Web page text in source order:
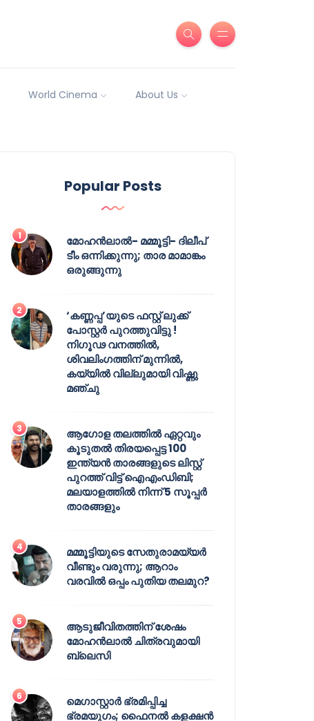
World Cinema About Us
Popular Posts
മോഹൻലാൽ- മമ്മൂട്ടി- ദിലീപ്
ടീം ഒന്നിക്കുന്നു; താര മാമാങ്കം
ഒരുങ്ങുന്നു
‘കണ്ണപ്പ’യുടെ ഫസ്റ്റ് ലുക്ക്
പോസ്റ്റർ പുറത്തുവിട്ടു !
നിഗൂഢ വനത്തിൽ,
ശിവലിംഗത്തിന് മുന്നിൽ,
കയ്യിൽ വില്ലുമായി വിഷ്ണു
മഞ്ചു
ആഗോള തലത്തിൽ ഏറ്റവും
കൂടുതൽ തിരയപ്പെട്ട 100
ഇന്ത്യൻ താരങ്ങളുടെ ലിസ്റ്റ്
പുറത്ത് വിട്ട് ഐഎംഡിബി;
മലയാളത്തിൽ നിന്ന് 5 സൂപ്പർ
താരങ്ങളും
മമ്മൂട്ടിയുടെ സേതുരാമയ്യർ
വീണ്ടും വരുന്നു; ആറാം
വരവിൽ ഒപ്പം പുതിയ തലമുറ?
ആടുജീവിതത്തിന് ശേഷം
മോഹൻലാൽ ചിത്രവുമായി
ബ്ലെസി
മെഗാസ്റ്റാർ ഭ്രമിപ്പിച്ച
ഭ്രമയുഗം; ഫൈനൽ കളക്ഷൻ